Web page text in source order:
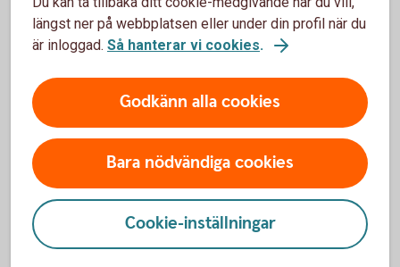
tjänstepension och komplettera med eget
sparande om det behövs. Om du vill ändra
behöver du göra det före årsskiftet. Annars
går nästa års avsättningar till samma
förvaltare som i år.
Vill du få en bättre koll över din totala
pension? Samla din tjänstepension hos
oss.
Avdragsrätt för individuellt
pensionssparande (IPS)
längst ner på webbplatsen eller under din profil när du
är inloggad. Så hanterar vi cookies.
Godkänn alla cookies
Bara nödvändiga cookies
Cookie-inställningar